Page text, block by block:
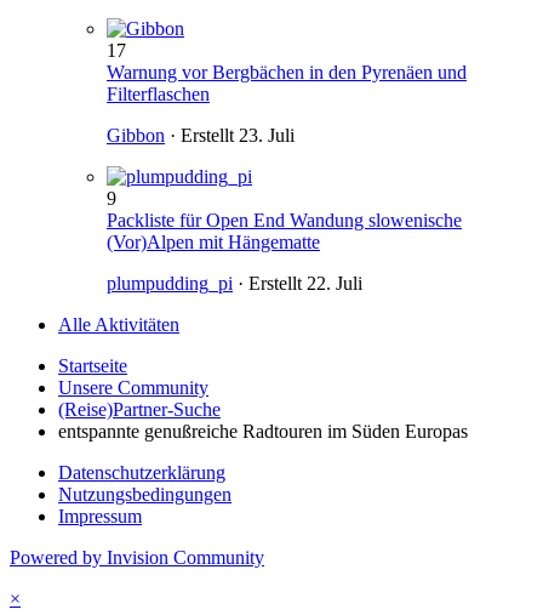
17
Warnung vor Bergbächen in den Pyrenäen und
Filterflaschen
Gibbon · Erstellt23. Juli
9
Packliste für Open End Wandung slowenische
(Vor)Alpen mit Hängematte
plumpudding_pi · Erstellt22. Juli
Alle Aktivitäten
Startseite
Unsere Community
(Reise)Partner-Suche
entspannte genußreiche Radtouren im Süden Europas
Datenschutzerklärung
Nutzungsbedingungen
Impressum
Powered by Invision Community
×